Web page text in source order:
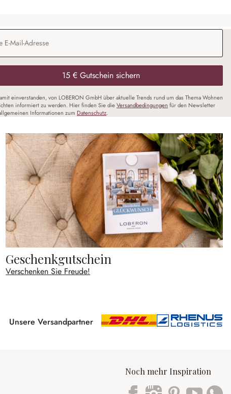
15 € Gutschein sichern
einverstanden, von LOBERON GmbH über aktuelle Trends rund um das Thema Wohnen
informiert zu werden. Hier finden Sie dieVersandbedingungen für den Newsletter
Informationen zum Datenschutz.
Geschenkgutschein
Verschenken Sie Freude!
Unsere Versandpartner
Noch mehr Inspiration